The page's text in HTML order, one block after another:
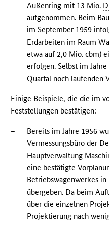
Außenring mit 13 Mio.
aufgenommen. Beim
im September 1959
Erdarbeiten im Raum
etwa auf 2,0 Mio. cbm)
erfolgen. Selbst im
Quartal noch laufenden
Einige Beispiele, die die im
Feststellungen bestätigen:
–
Bereits im Jahre 1956
Vermessungsbüro der
Hauptverwaltung
eine bestätigte
Betriebswagenwerkes
übergeben. Da beim
über die einzelnen
Projektierung nach